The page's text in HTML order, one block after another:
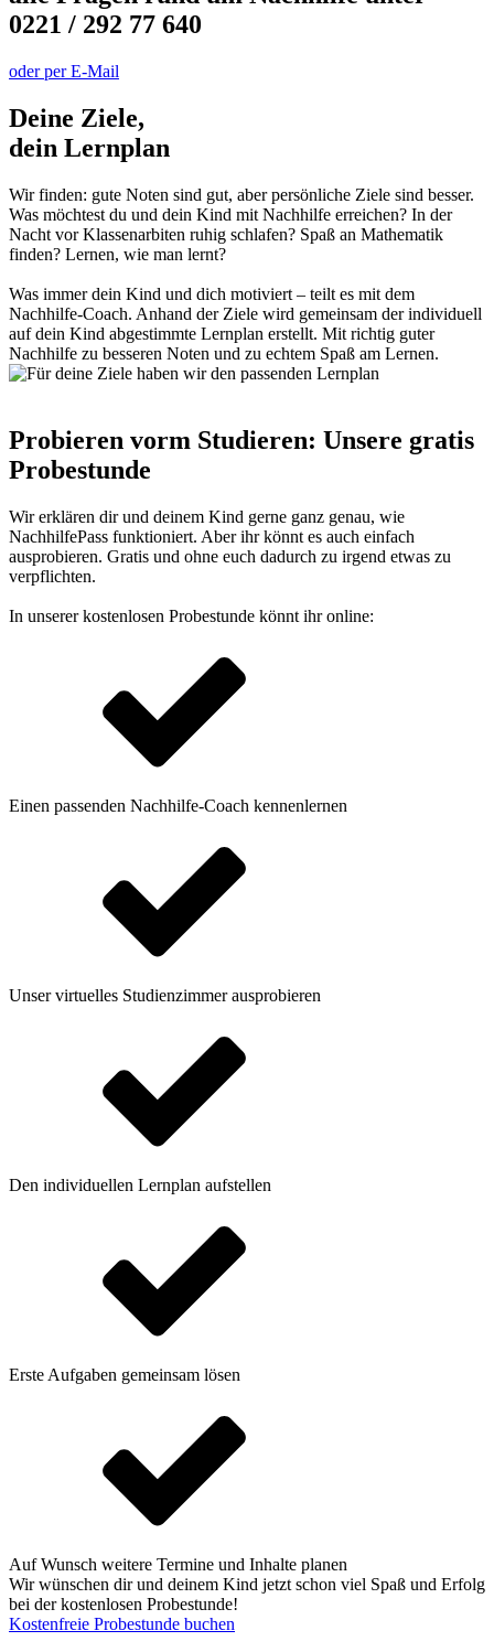
0221 / 292 77 640
oder per E-Mail
Deine Ziele,
dein Lernplan
Wir finden: gute Noten sind gut, aber persönliche Ziele sind besser.
Was möchtest du und dein Kind mit Nachhilfe erreichen? In der
Nacht vor Klassenarbiten ruhig schlafen? Spaß an Mathematik
finden? Lernen, wie man lernt?
Was immer dein Kind und dich motiviert – teilt es mit dem
Nachhilfe-Coach. Anhand der Ziele wird gemeinsam der individuell
auf dein Kind abgestimmte Lernplan erstellt. Mit richtig guter
Nachhilfe zu besseren Noten und zu echtem Spaß am Lernen.
Probieren vorm Studieren: Unsere gratis
Probestunde
Wir erklären dir und deinem Kind gerne ganz genau, wie
NachhilfePass funktioniert. Aber ihr könnt es auch einfach
ausprobieren. Gratis und ohne euch dadurch zu irgend etwas zu
verpflichten.
In unserer kostenlosen Probestunde könnt ihr online:
Einen passenden Nachhilfe-Coach kennenlernen
Unser virtuelles Studienzimmer ausprobieren
Den individuellen Lernplan aufstellen
Erste Aufgaben gemeinsam lösen
Auf Wunsch weitere Termine und Inhalte planen
Wir wünschen dir und deinem Kind jetzt schon viel Spaß und Erfolg
bei der kostenlosen Probestunde!
Kostenfreie Probestunde buchen